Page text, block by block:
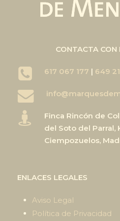
CONTACTA
617 067 177 | 649
Finca Rincón de
del Soto del Parral,
Ciempozuelos,
ENLACES LEGALES
Aviso Legal
Política de Privacidad